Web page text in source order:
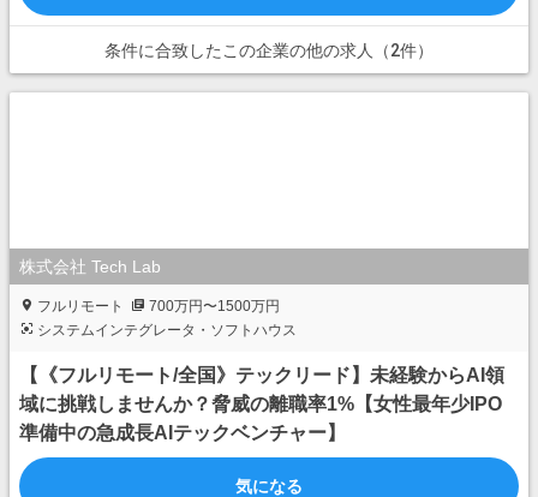
条件に合致したこの企業の他の求人（2件）
株式会社 Tech Lab
フルリモート
700万円〜1500万円
システムインテグレータ・ソフトハウス
【《フルリモート/全国》テックリード】未経験からAI領
域に挑戦しませんか？脅威の離職率1%【女性最年少IPO
準備中の急成長AIテックベンチャー】
気になる